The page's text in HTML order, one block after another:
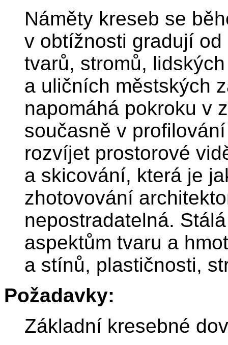
Náměty kreseb se
v obtížnosti gradují
tvarů, stromů,
a uličních městských
napomáhá pokroku v
současně v
rozvíjet prostorové
a skicování, která je
zhotovování
nepostradatelná.
aspektům tvaru a
a stínů, plastičnosti,
Požadavky:
Základní kresebné